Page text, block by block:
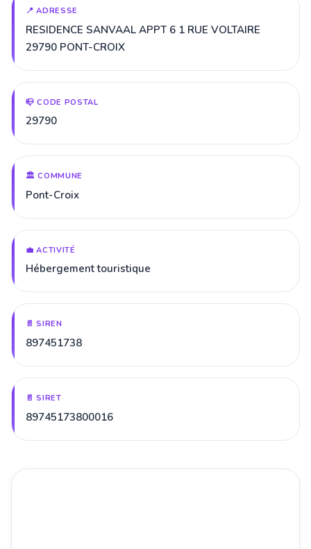
📍 ADRESSE
RESIDENCE SANVAAL APPT 6 1 RUE VOLTAIRE
29790 PONT-CROIX
📪 CODE POSTAL
29790
🏛️ COMMUNE
Pont-Croix
💼 ACTIVITÉ
Hébergement touristique
📄 SIREN
897451738
📄 SIRET
89745173800016